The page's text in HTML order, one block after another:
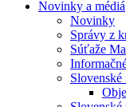
Novinky a médiá
Novinky
Správy z
Súťaže